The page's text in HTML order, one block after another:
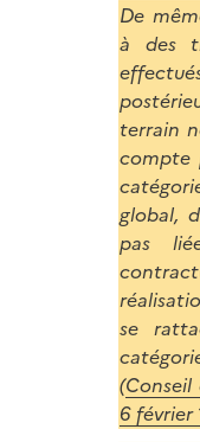
De
à des
terrain
compte
global,
pas
se
(
6 février